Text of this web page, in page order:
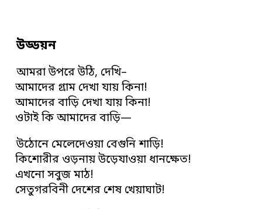
উড্ডয়ন
আমরা উপরে উঠি, দেখি–
আমাদের গ্রাম দেখা যায় কিনা!
আমাদের বাড়ি দেখা যায় কিনা!
ওটাই কি আমাদের বাড়ি—
উঠোনে মেলেদেওয়া বেগুনি শাড়ি!
কিশোরীর ওড়নায় উড়েযাওয়া ধানক্ষেত!
এখনো সবুজ মাঠ!
সেতুগরবিনী দেশের শেষ খেয়াঘাট!